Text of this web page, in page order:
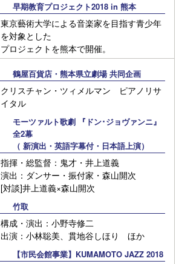
早期教育プロジェクト2018 in 熊本
東京藝術大学による音楽家を目指す青少年
を対象とした
プロジェクトを熊本で開催。
鶴屋百貨店・熊本県立劇場 共同企画
クリスチャン・ツィメルマン ピアノリサ
イタル
モーツァルト歌劇 『ドン･ジョヴァンニ』
全2幕
（ 新演出・英語字幕付・日本語上演）
指揮・総監督：鬼才・井上道義
演出：ダンサー・振付家・森山開次
[対談]井上道義×森山開次
竹取
構成・演出：小野寺修二
出演：小林聡美、貫地谷しほり ほか
【市民会館事業】KUMAMOTO JAZZ 2018